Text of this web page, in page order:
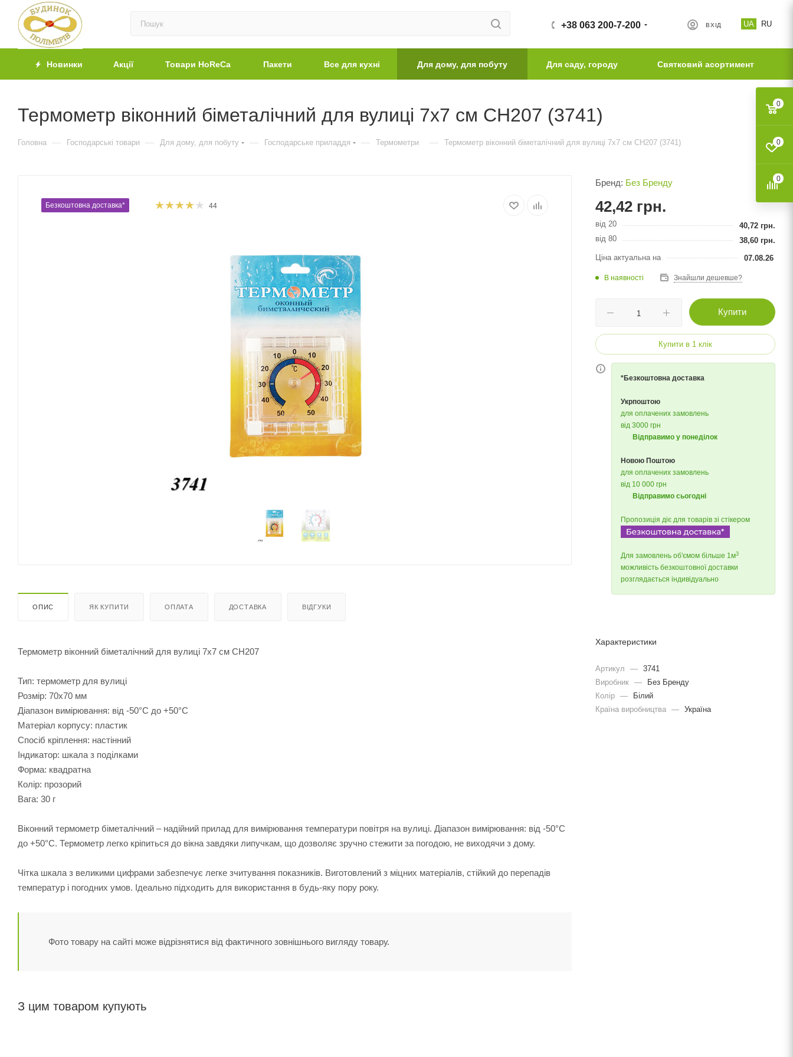
UA RU
ВХІД
+38 063 200-7-200
Новинки Акції Товари HoReCa Пакети Все для кухні Для дому, для побуту Для саду, городу Святковий асортимент
Термометр віконний біметалічний для вулиці 7х7 см СН207 (3741)
Головна — Господарські товари — Для дому, для побуту — Господарське приладдя — Термометри — Термометр віконний біметалічний для вулиці 7х7 см СН207 (3741)
Безкоштовна доставка* 44
ОПИС ЯК КУПИТИ ОПЛАТА ДОСТАВКА ВІДГУКИ
Термометр віконний біметалічний для вулиці 7х7 см СН207
Тип: термометр для вулиці
Розмір: 70х70 мм
Діапазон вимірювання: від -50°C до +50°C
Матеріал корпусу: пластик
Спосіб кріплення: настінний
Індикатор: шкала з поділками
Форма: квадратна
Колір: прозорий
Вага: 30 г
Віконний термометр біметалічний – надійний прилад для вимірювання температури повітря на вулиці. Діапазон вимірювання: від -50°C
до +50°C. Термометр легко кріпиться до вікна завдяки липучкам, що дозволяє зручно стежити за погодою, не виходячи з дому.
Чітка шкала з великими цифрами забезпечує легке зчитування показників. Виготовлений з міцних матеріалів, стійкий до перепадів
температур і погодних умов. Ідеально підходить для використання в будь-яку пору року.
Фото товару на сайті може відрізнятися від фактичного зовнішнього вигляду товару.
З цим товаром купують
Бренд: Без Бренду
42,42 грн.
від 20 40,72 грн.
від 80
38,60 грн.
Ціна актуальна на
07.08.26
В наявності Знайшли дешевше?
Купити
Купити в 1 клік
*Безкоштовна доставка
Укрпоштою
для оплачених замовлень
від 3000 грн
Відправимо у понеділок
Новою Поштою
для оплачених замовлень
від 10 000 грн
Відправимо сьогодні
Пропозиція діє для товарів зі стікером
Для замовлень об'ємом більше 1м3
можливість безкоштовної доставки
розглядається індивідуально
Характеристики
Артикул — 3741
Виробник —
Без Бренду
Колір —
Білий
Країна виробництва — Україна
0
0
0